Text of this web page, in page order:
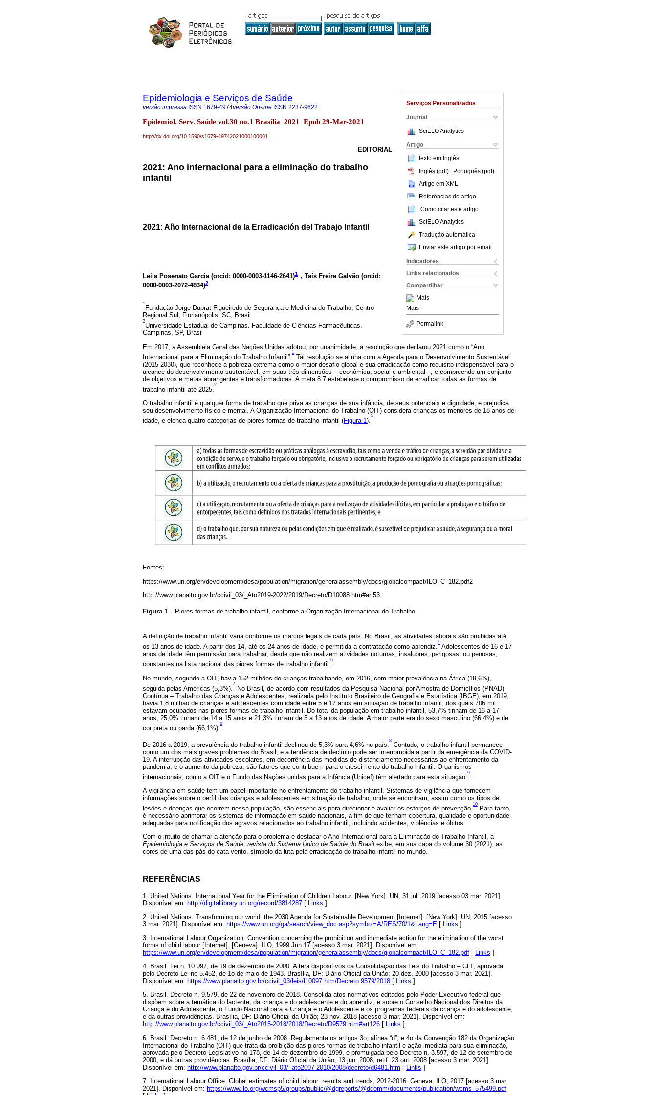
Serviços Personalizados
Journal
SciELO Analytics
Artigo
texto em Inglês
Inglês (pdf) | Português (pdf)
Artigo em XML
Referências do artigo
Como citar este artigo
SciELO Analytics
Tradução automática
Enviar este artigo por email
Indicadores
Links relacionados
Compartilhar
Mais
Mais
Permalink
Epidemiologia e Serviços de Saúde
versão impressa ISSN 1679-4974versão On-line ISSN 2237-9622
Epidemiol. Serv. Saúde vol.30 no.1 Brasília 2021 Epub 29-Mar-2021
http://dx.doi.org/10.1590/s1679-49742021000100001
EDITORIAL
2021: Ano internacional para a eliminação do trabalho
infantil
2021: Año Internacional de la Erradicación del Trabajo Infantil
Leila Posenato Garcia (orcid: 0000-0003-1146-2641)1 , Taís Freire Galvão (orcid:
0000-0003-2072-4834)2
1
Fundação Jorge Duprat Figueiredo de Segurança e Medicina do Trabalho, Centro
Regional Sul, Florianópolis, SC, Brasil
2
Universidade Estadual de Campinas, Faculdade de Ciências Farmacêuticas,
Campinas, SP, Brasil
Em 2017, a Assembleia Geral das Nações Unidas adotou, por unanimidade, a resolução que declarou 2021 como o “Ano
Internacional para a Eliminação do Trabalho Infantil”.
1
Tal resolução se alinha com a Agenda para o Desenvolvimento Sustentável
(2015-2030), que reconhece a pobreza extrema como o maior desafio global e sua erradicação como requisito indispensável para o
alcance do desenvolvimento sustentável, em suas três dimensões – econômica, social e ambiental –, e compreende um conjunto
de objetivos e metas abrangentes e transformadoras. A meta 8.7 estabelece o compromisso de erradicar todas as formas de
trabalho infantil até 2025.
2
O trabalho infantil é qualquer forma de trabalho que priva as crianças de sua infância, de seus potenciais e dignidade, e prejudica
seu desenvolvimento físico e mental. A Organização Internacional do Trabalho (OIT) considera crianças os menores de 18 anos de
idade, e elenca quatro categorias de piores formas de trabalho infantil (Figura 1 ).
3
Fontes:
https://www.un.org/en/development/desa/population/migration/generalassembly/docs/globalcompact/ILO_C_182.pdf2
http://www.planalto.gov.br/ccivil_03/_Ato2019-2022/2019/Decreto/D10088.htm#art53
Figura 1 – Piores formas de trabalho infantil, conforme a Organização Internacional do Trabalho
A definição de trabalho infantil varia conforme os marcos legais de cada país. No Brasil, as atividades laborais são proibidas até
os 13 anos de idade. A partir dos 14, até os 24 anos de idade, é permitida a contratação como aprendiz.
4
Adolescentes de 16 e 17
anos de idade têm permissão para trabalhar, desde que não realizem atividades noturnas, insalubres, perigosas, ou penosas,
constantes na lista nacional das piores formas de trabalho infantil.
6
No mundo, segundo a OIT, havia 152 milhões de crianças trabalhando, em 2016, com maior prevalência na África (19,6%),
seguida pelas Américas (5,3%).
7
No Brasil, de acordo com resultados da Pesquisa Nacional por Amostra de Domicílios (PNAD)
Contínua – Trabalho das Crianças e Adolescentes, realizada pelo Instituto Brasileiro de Geografia e Estatística (IBGE), em 2019,
havia 1,8 milhão de crianças e adolescentes com idade entre 5 e 17 anos em situação de trabalho infantil, dos quais 706 mil
estavam ocupados nas piores formas de trabalho infantil. Do total da população em trabalho infantil, 53,7% tinham de 16 a 17
anos, 25,0% tinham de 14 a 15 anos e 21,3% tinham de 5 a 13 anos de idade. A maior parte era do sexo masculino (66,4%) e de
cor preta ou parda (66,1%).
8
De 2016 a 2019, a prevalência do trabalho infantil declinou de 5,3% para 4,6% no país.
8
Contudo, o trabalho infantil permanece
como um dos mais graves problemas do Brasil, e a tendência de declínio pode ser interrompida a partir da emergência da COVID-
19. A interrupção das atividades escolares, em decorrência das medidas de distanciamento necessárias ao enfrentamento da
pandemia, e o aumento da pobreza, são fatores que contribuem para o crescimento do trabalho infantil. Organismos
internacionais, como a OIT e o Fundo das Nações unidas para a Infância (Unicef) têm alertado para esta situação.
9
A vigilância em saúde tem um papel importante no enfrentamento do trabalho infantil. Sistemas de vigilância que fornecem
informações sobre o perfil das crianças e adolescentes em situação de trabalho, onde se encontram, assim como os tipos de
lesões e doenças que ocorrem nessa população, são essenciais para direcionar e avaliar os esforços de prevenção.
10
Para tanto,
é necessário aprimorar os sistemas de informação em saúde nacionais, a fim de que tenham cobertura, qualidade e oportunidade
adequadas para notificação dos agravos relacionados ao trabalho infantil, incluindo acidentes, violências e óbitos.
Com o intuito de chamar a atenção para o problema e destacar o Ano Internacional para a Eliminação do Trabalho Infantil, a
Epidemiologia e Serviços de Saúde: revista do Sistema Único de Saúde do Brasil exibe, em sua capa do volume 30 (2021), as
cores de uma das pás do cata-vento, símbolo da luta pela erradicação do trabalho infantil no mundo.
REFERÊNCIAS
1. United Nations. International Year for the Elimination of Children Labour. [New York]: UN; 31 jul. 2019 [acesso 03 mar. 2021].
Disponível em: http://digitallibrary.un.org/record/3814287 [ Links ]
2. United Nations. Transforming our world: the 2030 Agenda for Sustainable Development [Internet]. [New York]: UN; 2015 [acesso
3 mar. 2021]. Disponível em: https://www.un.org/ga/search/view_doc.asp?symbol=A/RES/70/1&Lang=E [ Links ]
3. International Labour Organization. Convention concerning the prohibition and immediate action for the elimination of the worst
forms of child labour [Internet]. [Geneva]: ILO; 1999 Jun 17 [acesso 3 mar. 2021]. Disponível em:
https://www.un.org/en/development/desa/population/migration/generalassembly/docs/globalcompact/ILO_C_182.pdf [ Links ]
4. Brasil. Lei n. 10.097, de 19 de dezembro de 2000. Altera dispositivos da Consolidação das Leis do Trabalho – CLT, aprovada
pelo Decreto-Lei no 5.452, de 1o de maio de 1943. Brasília, DF: Diário Oficial da União; 20 dez. 2000 [acesso 3 mar. 2021].
Disponível em: https://www.planalto.gov.br/ccivil_03/leis/l10097.htm/Decreto 9579/2018 [ Links ]
5. Brasil. Decreto n. 9.579, de 22 de novembro de 2018. Consolida atos normativos editados pelo Poder Executivo federal que
dispõem sobre a temática do lactente, da criança e do adolescente e do aprendiz, e sobre o Conselho Nacional dos Direitos da
Criança e do Adolescente, o Fundo Nacional para a Criança e o Adolescente e os programas federais da criança e do adolescente,
e dá outras providências. Brasília, DF: Diário Oficial da União; 23 nov. 2018 [acesso 3 mar. 2021]. Disponível em:
http://www.planalto.gov.br/ccivil_03/_Ato2015-2018/2018/Decreto/D9579.htm#art126 [ Links ]
6. Brasil. Decreto n. 6.481, de 12 de junho de 2008. Regulamenta os artigos 3o, alínea “d”, e 4o da Convenção 182 da Organização
Internacional do Trabalho (OIT) que trata da proibição das piores formas de trabalho infantil e ação imediata para sua eliminação,
aprovada pelo Decreto Legislativo no 178, de 14 de dezembro de 1999, e promulgada pelo Decreto n. 3.597, de 12 de setembro de
2000, e dá outras providências. Brasília, DF: Diário Oficial da União; 13 jun. 2008, retif. 23 out. 2008 [acesso 3 mar. 2021].
Disponível em: http://www.planalto.gov.br/ccivil_03/_ato2007-2010/2008/decreto/d6481.htm [ Links ]
7. International Labour Office. Global estimates of child labour: results and trends, 2012-2016. Geneva: ILO; 2017 [acesso 3 mar.
2021]. Disponível em: https://www.ilo.org/wcmsp5/groups/public/@dgreports/@dcomm/documents/publication/wcms_575499.pdf